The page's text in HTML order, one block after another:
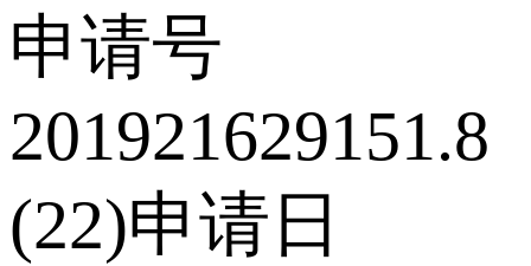
申请号
201921629151.8
(22)申请日